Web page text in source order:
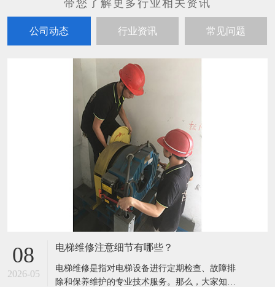
公司动态 行业资讯 常见问题
08
2026-05
电梯维修注意细节有哪些？
电梯维修是指对电梯设备进行定期检查、故障排
除和保养维护的专业技术服务。​那么，大家知道